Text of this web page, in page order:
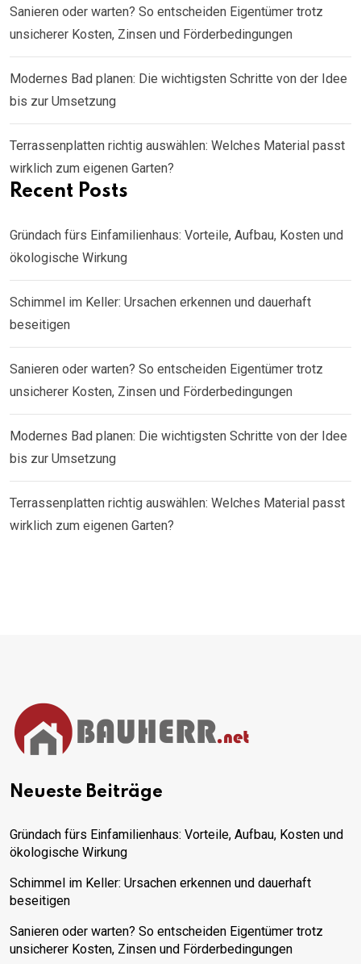
Sanieren oder warten? So entscheiden Eigentümer trotz
unsicherer Kosten, Zinsen und Förderbedingungen
Modernes Bad planen: Die wichtigsten Schritte von der Idee
bis zur Umsetzung
Terrassenplatten richtig auswählen: Welches Material passt
wirklich zum eigenen Garten?
Recent Posts
Gründach fürs Einfamilienhaus: Vorteile, Aufbau, Kosten und
ökologische Wirkung
Schimmel im Keller: Ursachen erkennen und dauerhaft
beseitigen
Sanieren oder warten? So entscheiden Eigentümer trotz
unsicherer Kosten, Zinsen und Förderbedingungen
Modernes Bad planen: Die wichtigsten Schritte von der Idee
bis zur Umsetzung
Terrassenplatten richtig auswählen: Welches Material passt
wirklich zum eigenen Garten?
Neueste Beiträge
Gründach fürs Einfamilienhaus: Vorteile, Aufbau, Kosten und
ökologische Wirkung
Schimmel im Keller: Ursachen erkennen und dauerhaft
beseitigen
Sanieren oder warten? So entscheiden Eigentümer trotz
unsicherer Kosten, Zinsen und Förderbedingungen